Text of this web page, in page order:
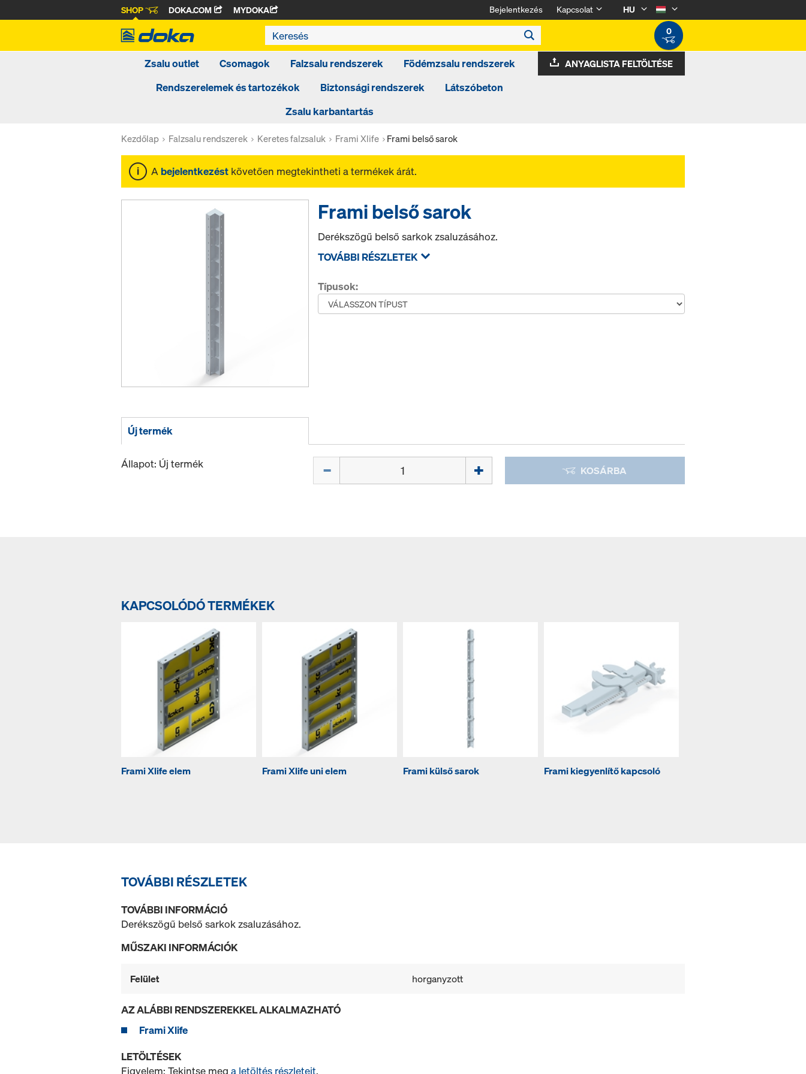
SHOP DOKA.COM MYDOKA Bejelentkezés Kapcsolat
HU
0
Zsalu outlet Csomagok Falzsalu rendszerek
Födémzsalu rendszerek
Rendszerelemek és tartozékok
Biztonsági rendszerek
Látszóbeton
Zsalu karbantartás
ANYAGLISTA FELTÖLTÉSE
Kezdőlap Falzsalu rendszerek Keretes falzsaluk Frami Xlife Frami belső sarok
A bejelentkezést követően megtekintheti a termékek árát.
Frami belső sarok
Derékszögű belső sarkok zsaluzásához.
TOVÁBBI RÉSZLETEK
Típusok:
Új termék
Állapot: Új termék KOSÁRBA
KAPCSOLÓDÓ TERMÉKEK
Frami Xlife elem Frami Xlife uni elem Frami külső sarok Frami kiegyenlítő kapcsoló
TOVÁBBI RÉSZLETEK
TOVÁBBI INFORMÁCIÓ
Derékszögű belső sarkok zsaluzásához.
MŰSZAKI INFORMÁCIÓK
Felület horganyzott
AZ ALÁBBI RENDSZEREKKEL ALKALMAZHATÓ
Frami Xlife
LETÖLTÉSEK
Figyelem: Tekintse meg a letöltés részleteit.